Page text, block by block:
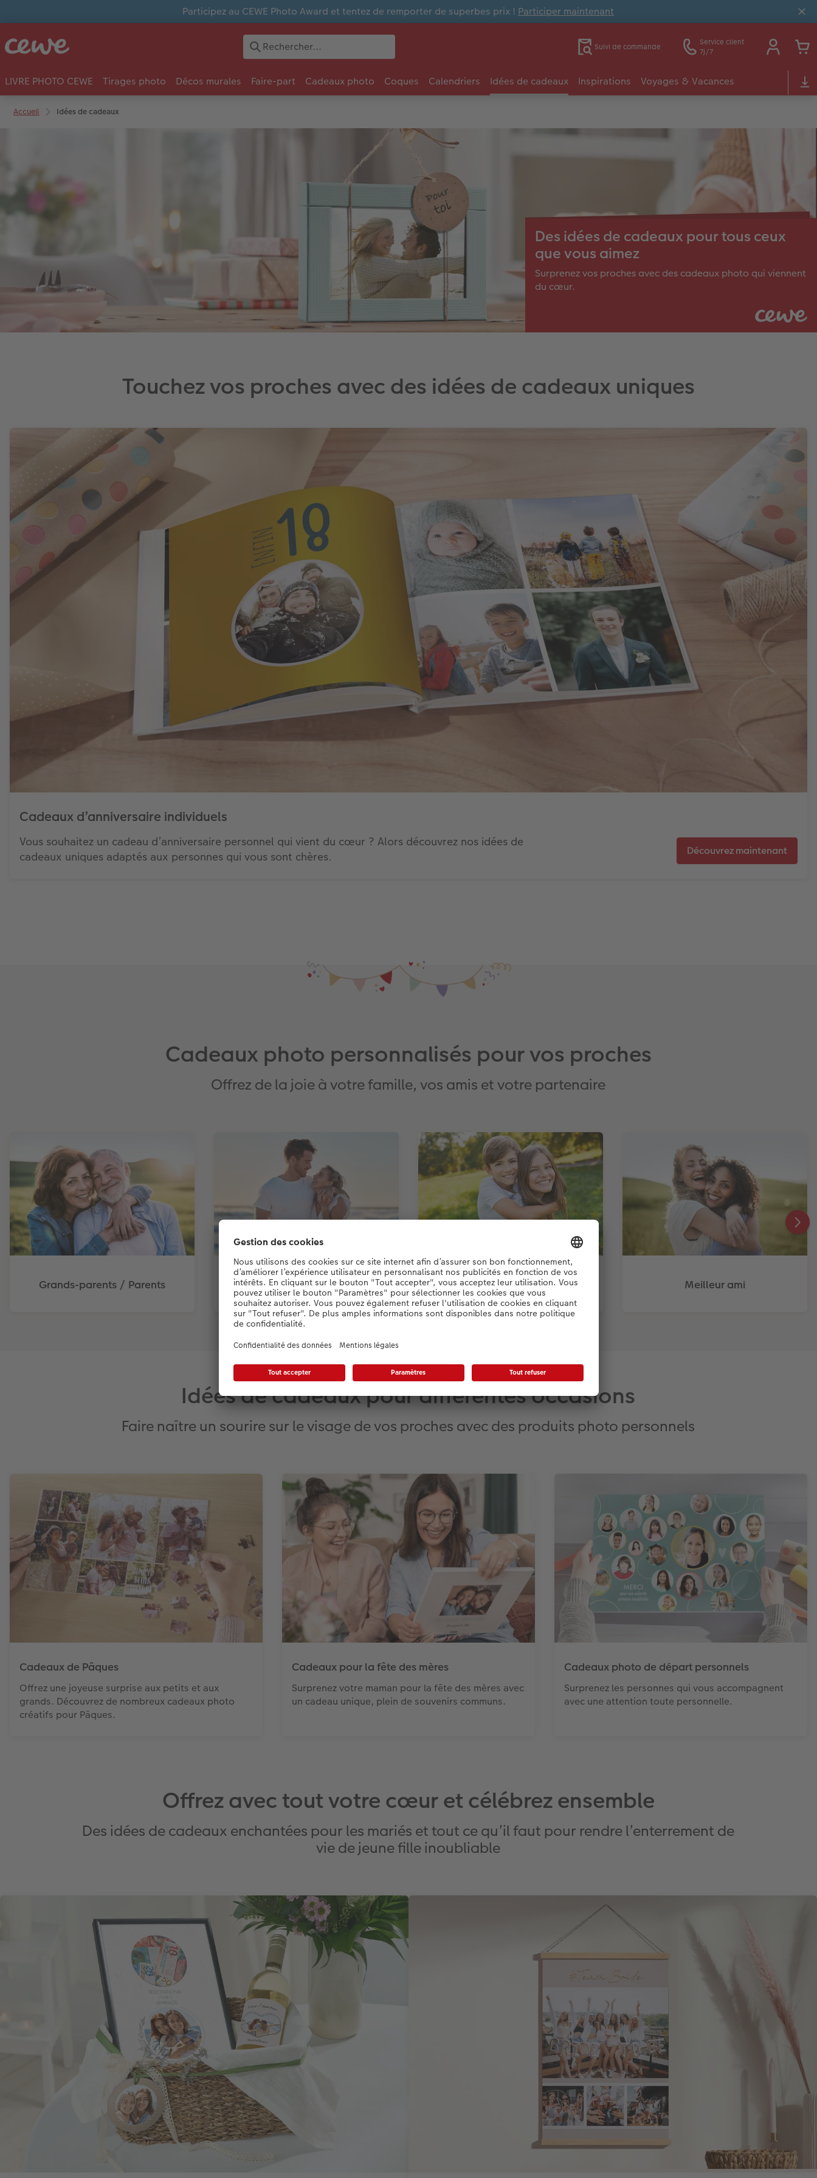
Participez au CEWE Photo Award et tentez de remporter de superbes prix ! Participer maintenant
Suivi de commande
Service client
7j/7
LIVRE PHOTO CEWE Tirages photo Décos murales Faire-part Cadeaux photo Coques Calendriers Idées de cadeaux Inspirations Voyages & Vacances
Accueil Idées de cadeaux
Des idées de cadeaux pour tous ceux
que vous aimez
Surprenez vos proches avec des cadeaux photo qui viennent
du cœur.
Touchez vos proches avec des idées de cadeaux uniques
Cadeaux d’anniversaire individuels
Vous souhaitez un cadeau d’anniversaire personnel qui vient du cœur ? Alors découvrez nos idées de
cadeaux uniques adaptés aux personnes qui vous sont chères.
Découvrez maintenant
Cadeaux photo personnalisés pour vos proches
Offrez de la joie à votre famille, vos amis et votre partenaire
Grands-parents / Parents Personne de cœur Enfants Meilleur ami
Idées de cadeaux pour différentes occasions
Faire naître un sourire sur le visage de vos proches avec des produits photo personnels
Cadeaux de Pâques
Offrez une joyeuse surprise aux petits et aux
grands. Découvrez de nombreux cadeaux photo
créatifs pour Pâques.
Cadeaux pour la fête des mères
Surprenez votre maman pour la fête des mères avec
un cadeau unique, plein de souvenirs communs.
Cadeaux photo de départ personnels
Surprenez les personnes qui vous accompagnent
avec une attention toute personnelle.
Offrez avec tout votre cœur et célébrez ensemble
Des idées de cadeaux enchantées pour les mariés et tout ce qu’il faut pour rendre l’enterrement de
vie de jeune fille inoubliable